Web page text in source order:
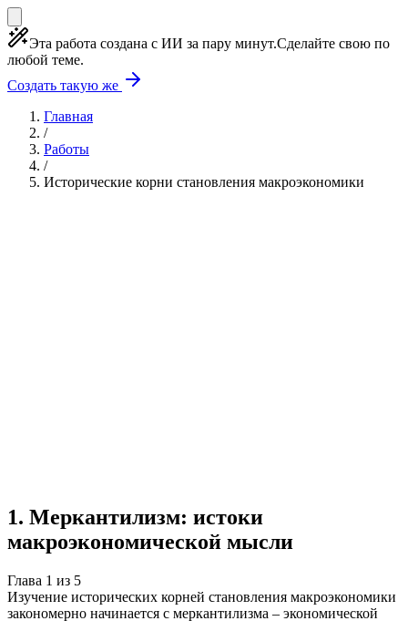
Эта работа создана с ИИ за пару минут.Сделайте свою по
любой теме.
Создать такую же
Главная
/
Работы
/
Исторические корни становления макроэкономики
1. Меркантилизм: истоки
макроэкономической мысли
Глава 1 из 5
Изучение исторических корней становления макроэкономики
закономерно начинается с меркантилизма – экономической